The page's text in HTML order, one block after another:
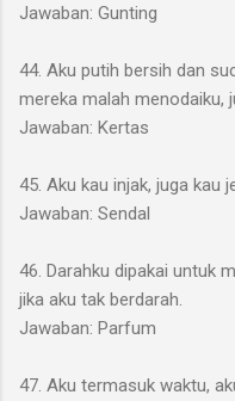
Jawaban: Gunting
44. Aku putih bersih dan
mereka malah menodaiku,
Jawaban: Kertas
45. Aku kau injak, juga kau
Jawaban: Sendal
46. Darahku dipakai untuk
jika aku tak berdarah.
Jawaban: Parfum
47. Aku termasuk waktu,